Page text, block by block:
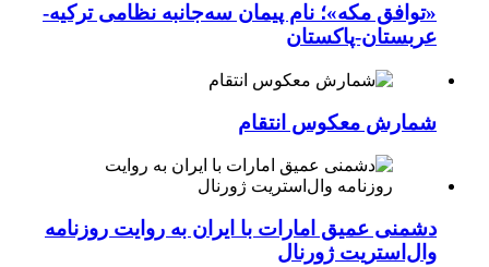
«توافق مکه»؛ نام پیمان سه‌جانبه نظامی ترکیه-
عربستان-پاکستان
شمارش معکوس انتقام
دشمنی عمیق امارات با ایران به روایت روزنامه
وال‌استریت ژورنال